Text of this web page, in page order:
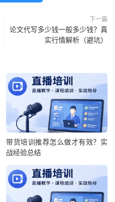
下一篇
论文代写多少钱一般多少钱？真
实行情解析（避坑）
带货培训推荐怎么做才有效？实
战经验总结